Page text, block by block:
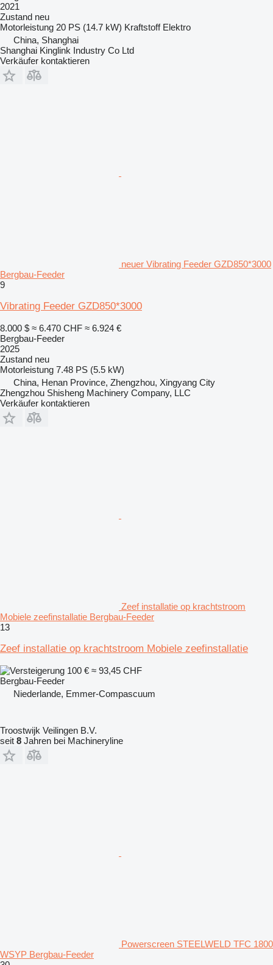
2021
Zustand neu
Motorleistung 20 PS (14.7 kW) Kraftstoff Elektro
China, Shanghai
Shanghai Kinglink Industry Co Ltd
Verkäufer kontaktieren
neuer Vibrating Feeder GZD850*3000
Bergbau-Feeder
9
Vibrating Feeder GZD850*3000
8.000 $ ≈ 6.470 CHF ≈ 6.924 €
Bergbau-Feeder
2025
Zustand neu
Motorleistung 7.48 PS (5.5 kW)
China, Henan Province, Zhengzhou, Xingyang City
Zhengzhou Shisheng Machinery Company, LLC
Verkäufer kontaktieren
Zeef installatie op krachtstroom
Mobiele zeefinstallatie Bergbau-Feeder
13
Zeef installatie op krachtstroom Mobiele zeefinstallatie
100 € ≈ 93,45 CHF
Bergbau-Feeder
Niederlande, Emmer-Compascuum
Troostwijk Veilingen B.V.
seit 8 Jahren bei Machineryline
Powerscreen STEELWELD TFC 1800
WSYP Bergbau-Feeder